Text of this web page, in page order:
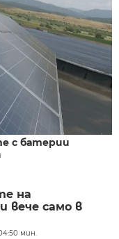
с батерии
на
вече само в
мин.